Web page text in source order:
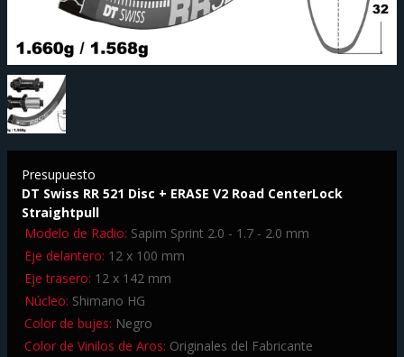
Presupuesto
DT Swiss RR 521 Disc + ERASE V2 Road CenterLock
Straightpull
Modelo de Radio: Sapim Sprint 2.0 - 1.7 - 2.0 mm
Eje delantero: 12 x 100 mm
Eje trasero: 12 x 142 mm
Núcleo: Shimano HG
Color de bujes: Negro
Color de Vinilos de Aros: Originales del Fabricante